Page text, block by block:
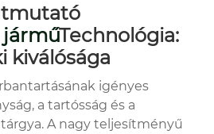
Technológia:
kiválósága
igényes
a tartósság és a
A nagy teljesítményű